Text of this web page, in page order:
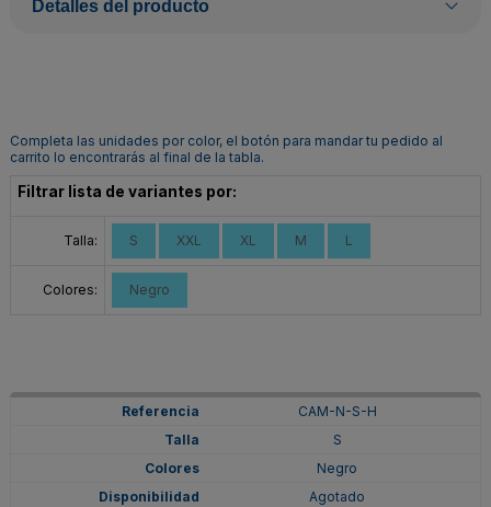
Detalles del producto
Completa las unidades por color, el botón para mandar tu pedido al
carrito lo encontrarás al final de la tabla.
Filtrar lista de variantes por:
Talla: S XXL XL M L
Colores: Negro
CAM-N-S-H
S
Negro
Agotado